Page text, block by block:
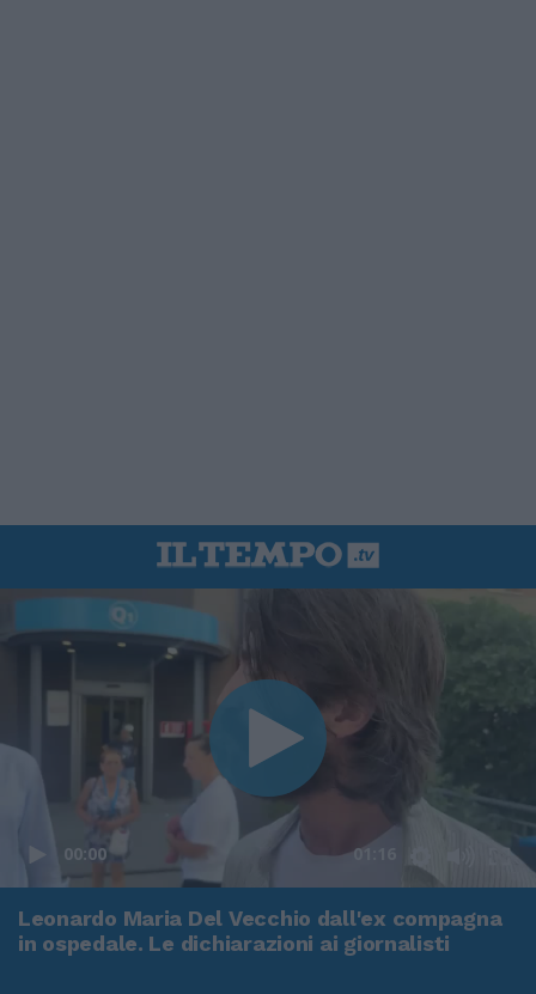
00:00 01:16
Leonardo Maria Del Vecchio dall'ex compagna
in ospedale. Le dichiarazioni ai giornalisti